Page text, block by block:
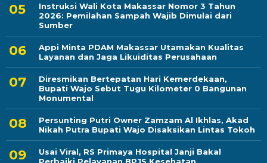
Instruksi Wali Kota Makassar Nomor 3 Tahun
2026: Pemilahan Sampah Wajib Dimulai dari
Sumber
Appi Minta PDAM Makassar Utamakan Kualitas
Layanan dan Jaga Likuiditas Perusahaan
Diresmikan Bertepatan Hari Kemerdekaan,
Bupati Wajo Sebut Tugu Kilometer 0 Bangunan
Monumental
Persunting Putri Owner Zamzam Al Ikhlas, Akad
Nikah Putra Bupati Wajo Disaksikan Lintas Tokoh
Usai Viral, RS Primaya Hospital Janji Bakal
Perbaiki Pelayanan BPJS Kesehatan